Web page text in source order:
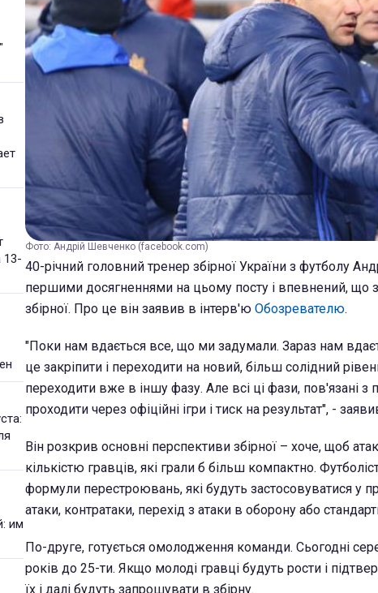
13-
им
Фото: Андрій Шевченко (facebook.com)
40-річний головний тренер збірної України з футболу
першими досягненнями на цьому посту і впевнений, що
збірної. Про це він заявив в інтерв'ю Обозревателю.
"Поки нам вдається все, що ми задумали. Зараз нам
це закріпити і переходити на новий, більш солідний
переходити вже в іншу фазу. Але всі ці фази, пов'язані
проходити через офіційні ігри і тиск на результат", -
Він розкрив основні перспективи збірної – хоче, щоб
кількістю гравців, які грали б більш компактно.
формули перестроювань, які будуть застосовуватися у
атаки, контратаки, перехід з атаки в оборону або
По-друге, готується омолодження команди. Сьогодні
років до 25-ти. Якщо молоді гравці будуть рости і
їх і далі будуть запрошувати в збірну.